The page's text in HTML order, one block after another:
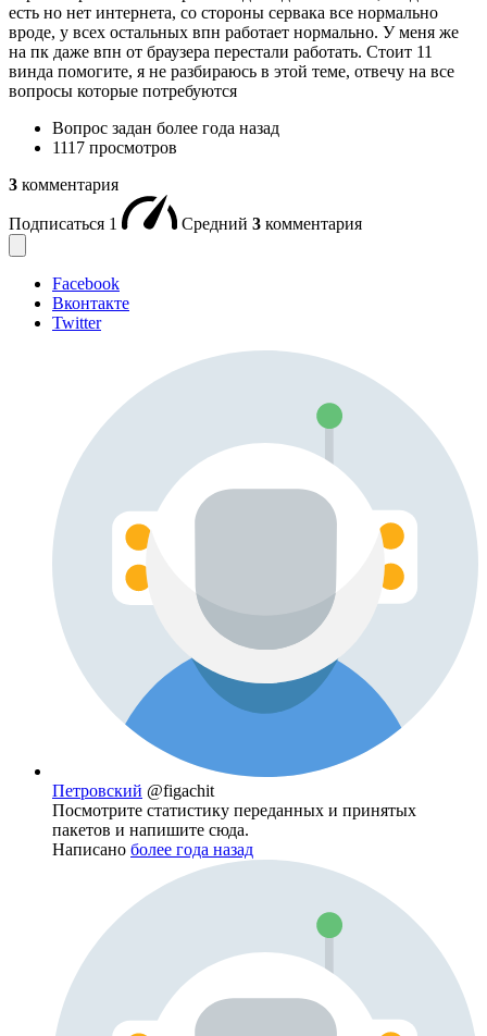
есть но нет интернета, со стороны сервака все нормально
вроде, у всех остальных впн работает нормально. У меня же
на пк даже впн от браузера перестали работать. Стоит 11
винда помогите, я не разбираюсь в этой теме, отвечу на все
вопросы которые потребуются
Вопрос задан более года назад
1117 просмотров
3 комментария
Подписаться 1 Средний 3 комментария
Facebook
Вконтакте
Twitter
Петровский @figachit
Посмотрите статистику переданных и принятых
пакетов и напишите сюда.
Написано более года назад